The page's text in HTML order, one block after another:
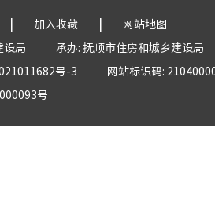
| 加入收藏 |
网站地图
设局
承办: 抚顺市住房和城乡建设局
号-3
网站标识码:
号